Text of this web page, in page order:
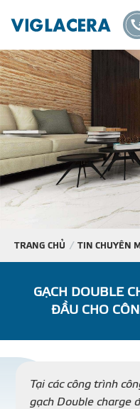
TRANG CHỦ TIN CHUYÊN
GẠCH DOUBLE
ĐẦU CHO
Tại các công trình
gạch Double charge